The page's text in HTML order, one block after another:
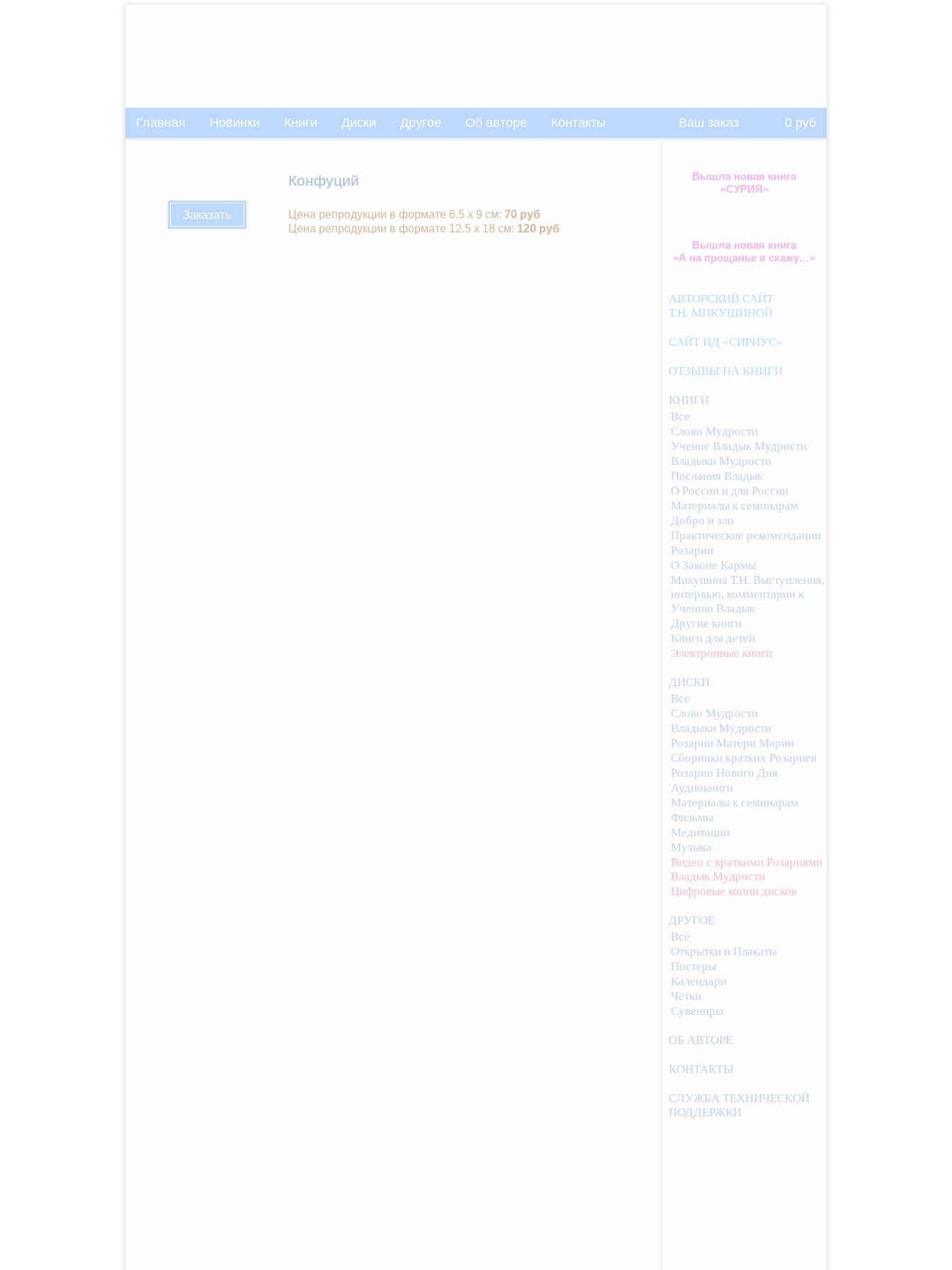
Ваш заказ 0 руб
Главная Новинки Книги Диски Другое Об авторе Контакты
Заказать
Конфуций
Цена репродукции в формате 6.5 х 9 см: 70 руб
Цена репродукции в формате 12.5 х 18 см: 120 руб
Вышла новая книга
«СУРИЯ»
Вышла новая книга
«А на прощанье я скажу…»
АВТОРСКИЙ САЙТ
Т.Н. МИКУШИНОЙ
САЙТ ИД «СИРИУС»
ОТЗЫВЫ НА КНИГИ
КНИГИ
Все
Слово Мудрости
Учение Владык Мудрости
Владыки Мудрости
Послания Владык
О России и для России
Материалы к семинарам
Добро и зло
Практические рекомендации
Розарии
О Законе Кармы
Микушина Т.Н. Выступления,
интервью, комментарии к
Учению Владык
Другие книги
Книги для детей
Электронные книги
ДИСКИ
Все
Слово Мудрости
Владыки Мудрости
Розарии Матери Марии
Сборники кратких Розариев
Розарии Нового Дня
Аудиокниги
Материалы к семинарам
Фильмы
Медитации
Музыка
Видео с краткими Розариями
Владык Мудрости
Цифровые копии дисков
ДРУГОЕ
Все
Открытки и Плакаты
Постеры
Календари
Чётки
Сувениры
ОБ АВТОРЕ
КОНТАКТЫ
СЛУЖБА ТЕХНИЧЕСКОЙ
ПОДДЕРЖКИ